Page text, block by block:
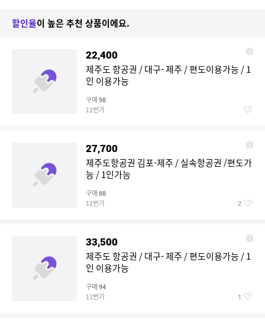
할인율이 높은 추천 상품이에요.
22,400
제주도 항공권 / 대구- 제주 / 편도이용가능 / 1
인 이용가능
구매 98
11번가
27,700
제주도항공권 김포-제주 / 실속항공권 /편도가
능 / 1인가능
구매 88
11번가 2
33,500
제주도 항공권 / 대구- 제주 / 편도이용가능 / 1
인 이용가능
구매 94
11번가 1